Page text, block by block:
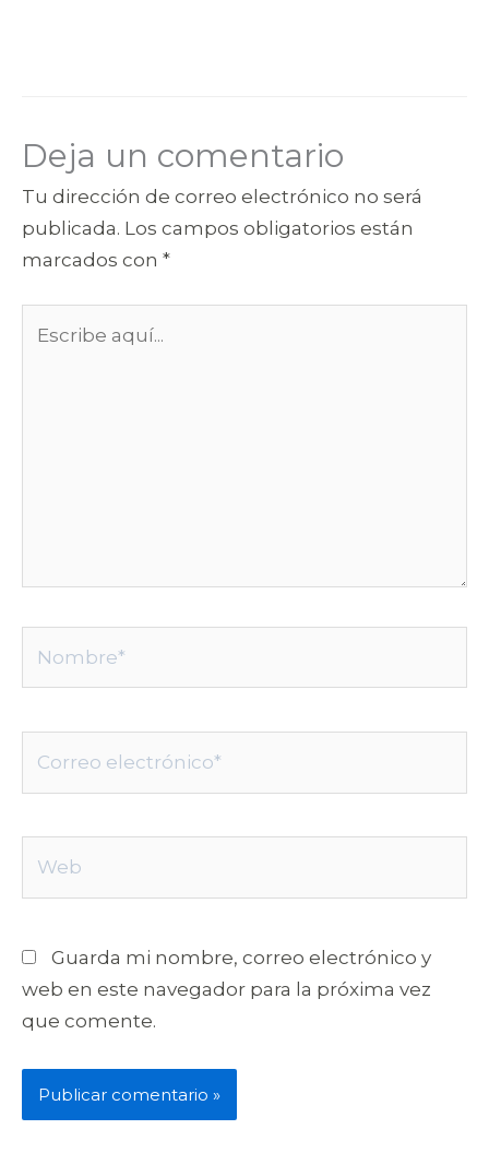
Deja un comentario
Tu dirección de correo electrónico no será
publicada. Los campos obligatorios están
marcados con *
Guarda mi nombre, correo electrónico y
web en este navegador para la próxima vez
que comente.